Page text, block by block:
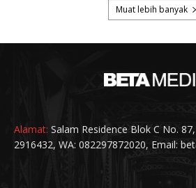
Alamat: Salam Residence Blok C No.
2916432, WA: 082297872020, Email: